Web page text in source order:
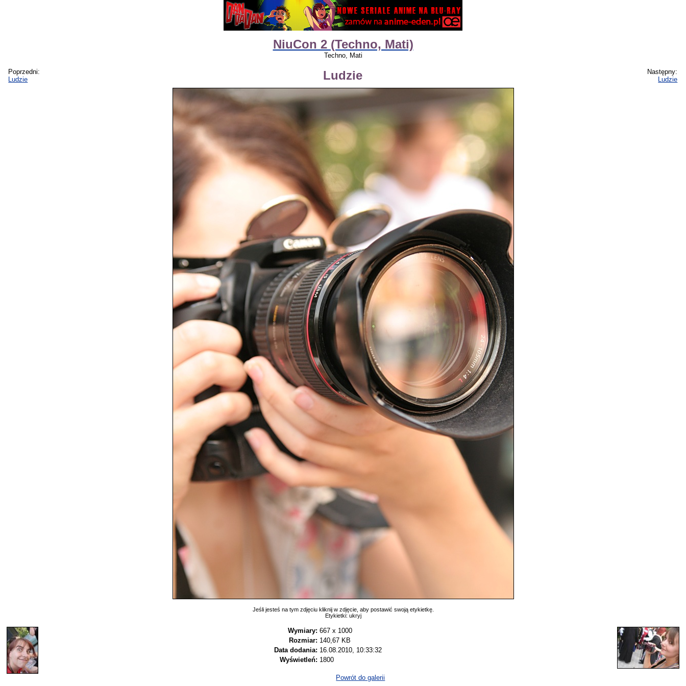
NiuCon 2 (Techno, Mati)
Techno, Mati
Poprzedni:
Ludzie
Ludzie
Następny:
Ludzie
Jeśli jesteś na tym zdjęciu kliknij w zdjęcie, aby postawić swoją etykietkę.
Etykietki: ukryj
Wymiary: 667 x 1000
Rozmiar: 140,67 KB
Data dodania: 16.08.2010, 10:33:32
Wyświetleń: 1800
Powrót do galerii